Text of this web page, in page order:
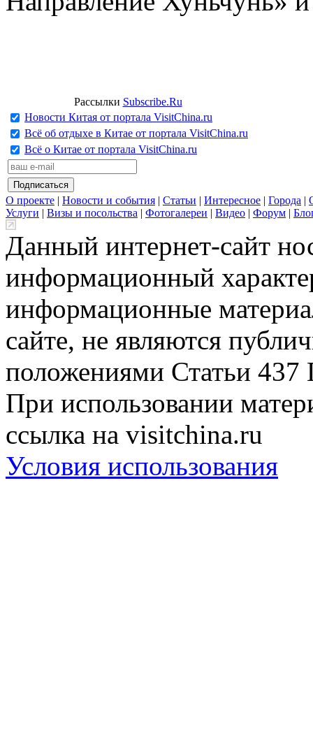
Рассылки Subscribe.Ru
Новости Китая от портала VisitChina.ru
Всё об отдыхе в Китае от портала VisitChina.ru
Всё о Китае от портала VisitChina.ru
О проекте | Новости и события | Статьи | Интересное | Города |
Услуги | Визы и посольства | Фотогалереи | Видео | Форум |
Данный интернет-сайт
информационный
информационные
сайте, не являются
положениями Статьи 437
При использовании
ссылка на visitchina.ru
Условия использования